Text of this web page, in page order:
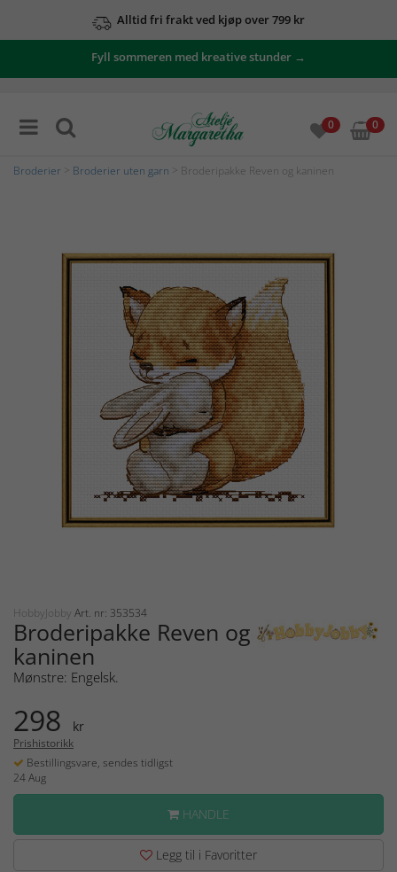
Alltid fri frakt ved kjøp over 799 kr
Fyll sommeren med kreative stunder →
0 0
Broderier Broderier uten garn > Broderipakke Reven og kaninen
HobbyJobby Art. nr: 353534
Broderipakke Reven og
kaninen
Mønstre: Engelsk.
298 kr
Prishistorikk
Bestillingsvare, sendes tidligst
24 Aug
HANDLE
Legg til i Favoritter